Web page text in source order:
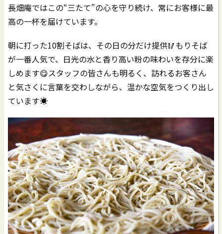
長畑庵ではこの“三たて”の心を守り続け、常にお客様に最
高の一杯を届けています。
朝に打った10割そばは、その日の分だけ提供🥢もりそば
が一番人気で、日光の水と香り高い粉の味わいを存分に楽
しめます😋スタッフの皆さんも明るく、訪れるお客さん
と気さくに言葉を交わしながら、温かな空気をつくり出し
ています☀️